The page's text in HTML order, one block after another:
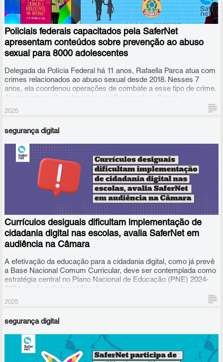
Policiais federais capacitados pela SaferNet
apresentam conteúdos sobre prevenção ao abuso
sexual para 8000 adolescentes
Delegada da Polícia Federal há 11 anos, Rafaella Parca atua com
crimes relacionados ao abuso sexual desde 2018. Nesses 7
anos, ela coordenou operações de combate a esse tipo de crime.
Atualmente na Coordenadoria de Repressão a Crimes
Cibernéticos relacionados ao Abuso Sexual Infanto Juvenil da PF,
2025
segurança digital
Currículos desiguais dificultam implementação de
cidadania digital nas escolas, avalia SaferNet em
audiência na Câmara
A efetivação da educação para a cidadania digital, como já prevê
a Base Nacional Comum Curricular, deve ser contemplada como
estratégia central no Plano Nacional de Educação (PNE) 2024-
2034, avalia a Safernet Brasil.
2025
segurança digital